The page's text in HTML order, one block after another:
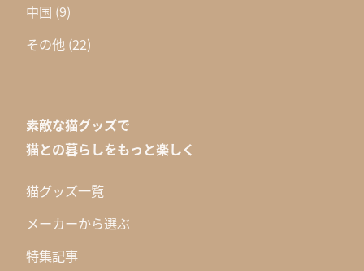
中国 (9)
その他 (22)
素敵な猫グッズで
猫との暮らしをもっと楽しく
猫グッズ一覧
メーカーから選ぶ
特集記事